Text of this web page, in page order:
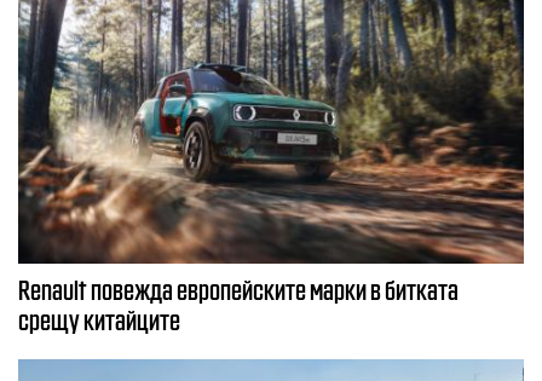
Renault повежда европейските марки в битката
срещу китайците